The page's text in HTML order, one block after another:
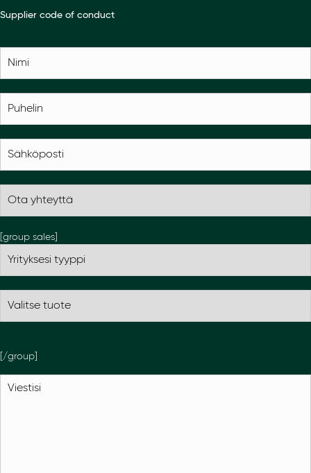
Supplier code of conduct
[group sales]
[/group]